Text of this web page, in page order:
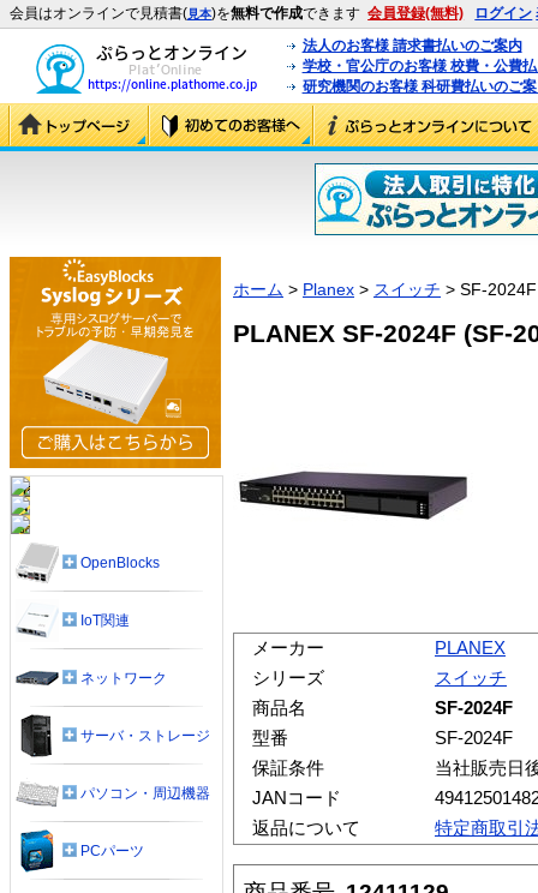
会員はオンラインで見積書(見本)を無料で作成できます 会員登録(無料) ログイン
法人のお客様 請求書払いのご案内
学校・官公庁のお客様 校費・公費
研究機関のお客様 科研費払いのご
ホーム > Planex > スイッチ > SF-2024F
PLANEX SF-2024F (SF-
メーカー
PLANEX
シリーズ
スイッチ
商品名
SF-2024F
型番
SF-2024F
保証条件
当社販売日
JANコード
返品について
特定商取引
OpenBlocks
IoT関連
ネットワーク
サーバ・ストレージ
パソコン・周辺機器
PCパーツ